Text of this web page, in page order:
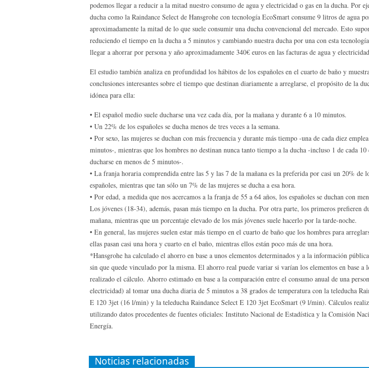
podemos llegar a reducir a la mitad nuestro consumo de agua y electricidad o gas en la ducha. Por
ducha como la Raindance Select de Hansgrohe con tecnología EcoSmart consume 9 litros de agua
aproximadamente la mitad de lo que suele consumir una ducha convencional del mercado. Esto
reduciendo el tiempo en la ducha a 5 minutos y cambiando nuestra ducha por una con esta
llegar a ahorrar por persona y año aproximadamente 340€ euros en las facturas de agua y
El estudio también analiza en profundidad los hábitos de los españoles en el cuarto de baño y
conclusiones interesantes sobre el tiempo que destinan diariamente a arreglarse, el propósito de la
idónea para ella:
• El español medio suele ducharse una vez cada día, por la mañana y durante 6 a 10 minutos.
• Un 22% de los españoles se ducha menos de tres veces a la semana.
• Por sexo, las mujeres se duchan con más frecuencia y durante más tiempo -una de cada diez
minutos-, mientras que los hombres no destinan nunca tanto tiempo a la ducha -incluso 1 de cada 10
ducharse en menos de 5 minutos-.
• La franja horaria comprendida entre las 5 y las 7 de la mañana es la preferida por casi un 20% de
españoles, mientras que tan sólo un 7% de las mujeres se ducha a esa hora.
• Por edad, a medida que nos acercamos a la franja de 55 a 64 años, los españoles se duchan con
Los jóvenes (18-34), además, pasan más tiempo en la ducha. Por otra parte, los primeros prefieren
mañana, mientras que un porcentaje elevado de los más jóvenes suele hacerlo por la tarde-noche.
• En general, las mujeres suelen estar más tiempo en el cuarto de baño que los hombres para
ellas pasan casi una hora y cuarto en el baño, mientras ellos están poco más de una hora.
*Hansgrohe ha calculado el ahorro en base a unos elementos determinados y a la información
sin que quede vinculado por la misma. El ahorro real puede variar si varían los elementos en base a
realizado el cálculo. Ahorro estimado en base a la comparación entre el consumo anual de una
electricidad) al tomar una ducha diaria de 5 minutos a 38 grados de temperatura con la teleducha
E 120 3jet (16 l/min) y la teleducha Raindance Select E 120 3jet EcoSmart (9 l/min). Cálculos
utilizando datos procedentes de fuentes oficiales: Instituto Nacional de Estadística y la Comisión
Energía.
Noticias relacionadas